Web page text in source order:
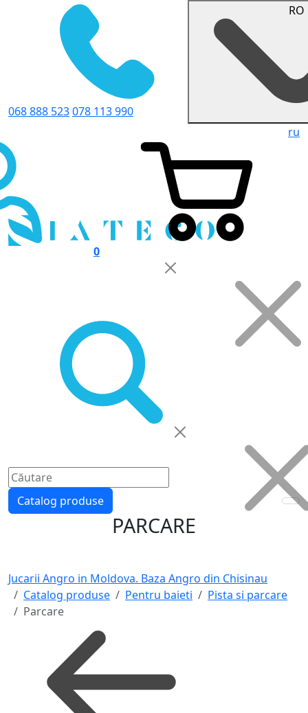
068 888 523078 113 990
ru
0
Catalog produse
PARCARE
Jucarii Angro in Moldova. Baza Angro din Chisinau
Catalog produse
Pentru baieti
Pista si parcare
Parcare